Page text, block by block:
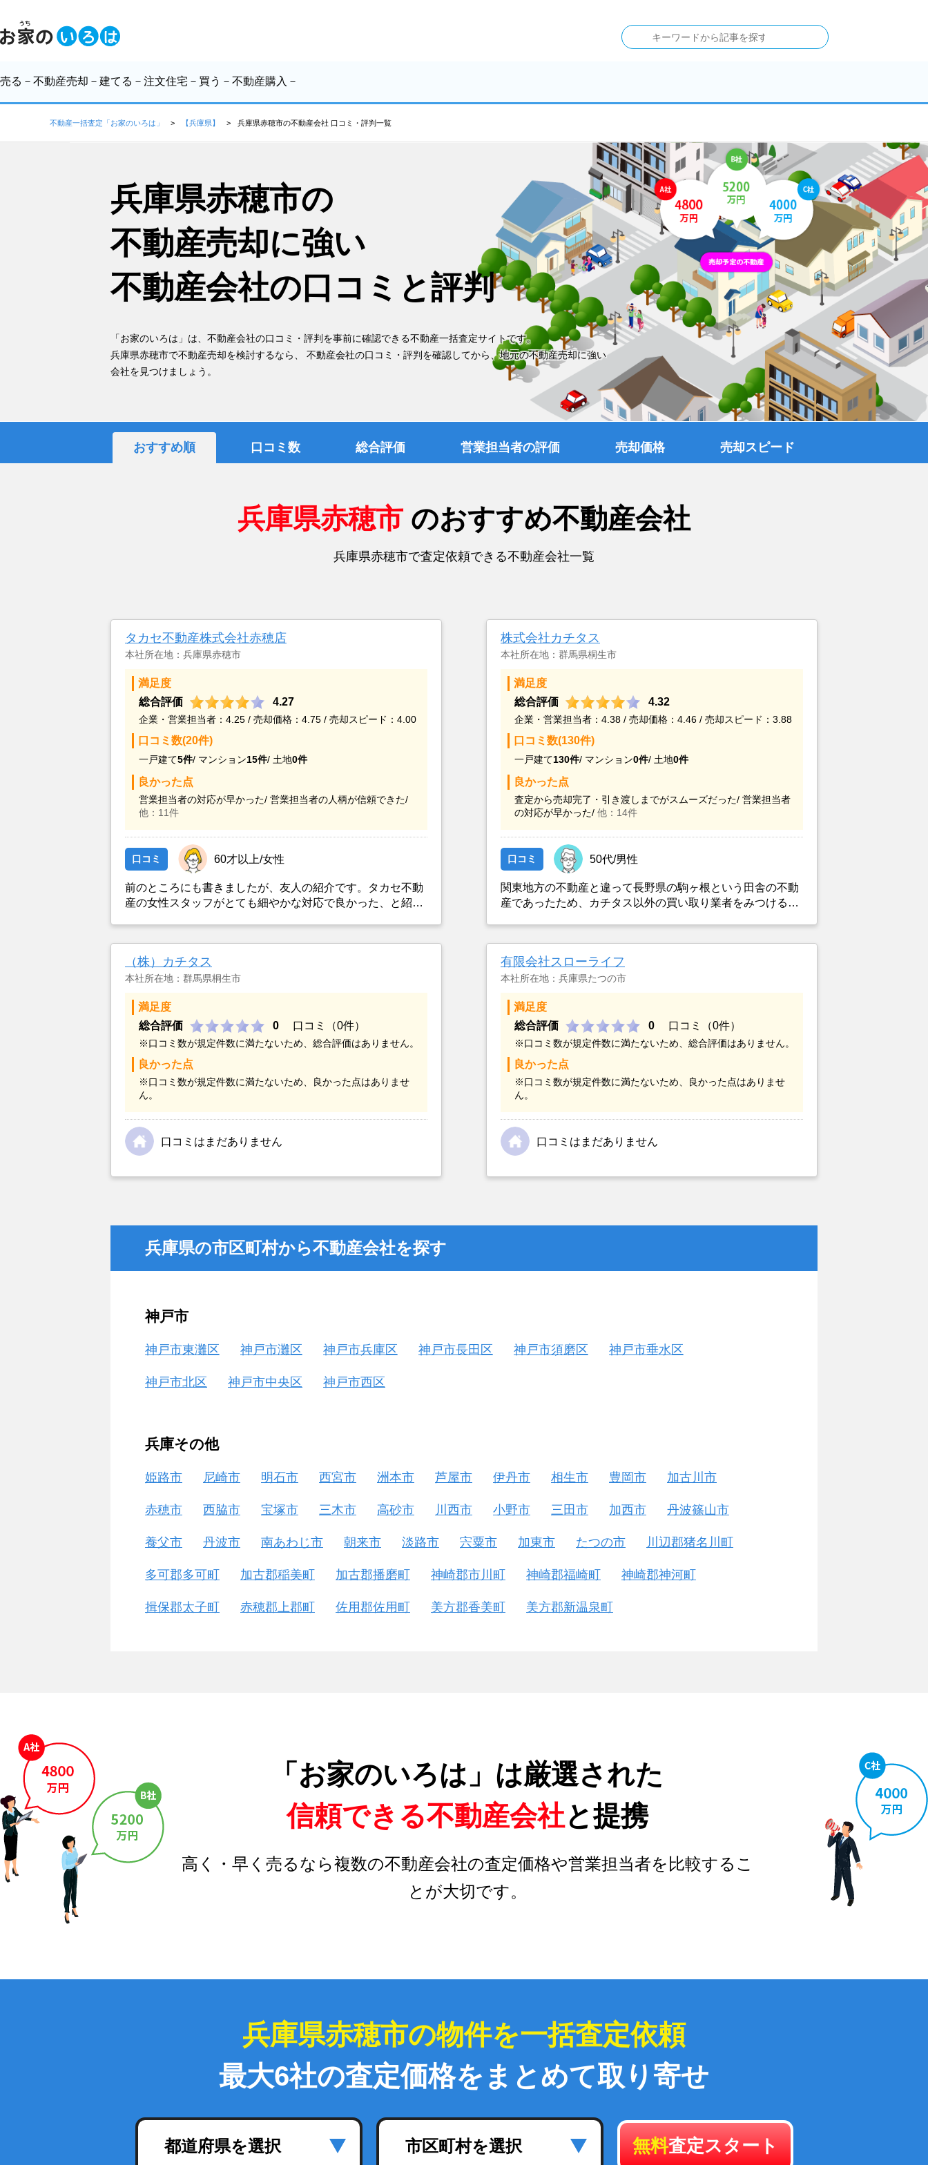
売る －不動産売却－ 建てる －注文住宅－ 買う －不動産購入－
不動産一括査定「お家のいろは」 【兵庫県】 兵庫県赤穂市の不動産会社 口コミ・評判一覧
兵庫県赤穂市の
不動産売却に強い
不動産会社の口コミと評判
「お家のいろは」は、不動産会社の口コミ・評判を事前に確認できる不動産一括査定サイトです。
兵庫県赤穂市で不動産売却を検討するなら、 不動産会社の口コミ・評判を確認してから、地元の不動産売却に強い
会社を見つけましょう。
おすすめ順 口コミ数 総合評価 営業担当者の評価 売却価格 売却スピード
兵庫県赤穂市 のおすすめ不動産会社
兵庫県赤穂市で査定依頼できる不動産会社一覧
タカセ不動産株式会社赤穂店
本社所在地：兵庫県赤穂市
満足度
総合評価
4.27
企業・営業担当者：4.25 / 売却価格：4.75 / 売却スピード：4.00
口コミ数(20件)
一戸建て5件/ マンション15件/ 土地0件
良かった点
営業担当者の対応が早かった/ 営業担当者の人柄が信頼できた/
他：11件
口コミ 60才以上/女性
前のところにも書きましたが、友人の紹介です。タカセ不動
産の女性スタッフがとても細やかな対応で良かった、と紹介
株式会社カチタス
本社所在地：群馬県桐生市
満足度
総合評価
4.32
企業・営業担当者：4.38 / 売却価格：4.46 / 売却スピード：3.88
口コミ数(130件)
一戸建て130件/ マンション0件/ 土地0件
良かった点
査定から売却完了・引き渡しまでがスムーズだった/ 営業担当者
の対応が早かった/ 他：14件
口コミ 50代/男性
関東地方の不動産と違って長野県の駒ヶ根という田舎の不動
産であったため、カチタス以外の買い取り業者をみつけるこ
（株）カチタス
本社所在地：群馬県桐生市
満足度
総合評価
0 口コミ（0件）
※口コミ数が規定件数に満たないため、総合評価はありません。
良かった点
※口コミ数が規定件数に満たないため、良かった点はありませ
ん。
口コミはまだありません
有限会社スローライフ
本社所在地：兵庫県たつの市
満足度
総合評価
0 口コミ（0件）
※口コミ数が規定件数に満たないため、総合評価はありません。
良かった点
※口コミ数が規定件数に満たないため、良かった点はありませ
ん。
口コミはまだありません
兵庫県の市区町村から不動産会社を探す
神戸市
神戸市東灘区 神戸市灘区 神戸市兵庫区 神戸市長田区 神戸市須磨区 神戸市垂水区
神戸市北区 神戸市中央区 神戸市西区
兵庫その他
姫路市 尼崎市 明石市 西宮市 洲本市 芦屋市 伊丹市 相生市 豊岡市 加古川市
赤穂市 西脇市 宝塚市 三木市 高砂市 川西市 小野市 三田市 加西市 丹波篠山市
養父市 丹波市 南あわじ市 朝来市 淡路市 宍粟市 加東市 たつの市 川辺郡猪名川町
多可郡多可町 加古郡稲美町 加古郡播磨町 神崎郡市川町 神崎郡福崎町 神崎郡神河町
揖保郡太子町 赤穂郡上郡町 佐用郡佐用町 美方郡香美町 美方郡新温泉町
「お家のいろは」は厳選された
信頼できる不動産会社と提携
高く・早く売るなら複数の不動産会社の査定価格や営業担当者を比較するこ
とが大切です。
兵庫県赤穂市の物件を一括査定依頼
最大6社の査定価格をまとめて取り寄せ
都道府県を選択 市区町村を選択 無料査定スタート